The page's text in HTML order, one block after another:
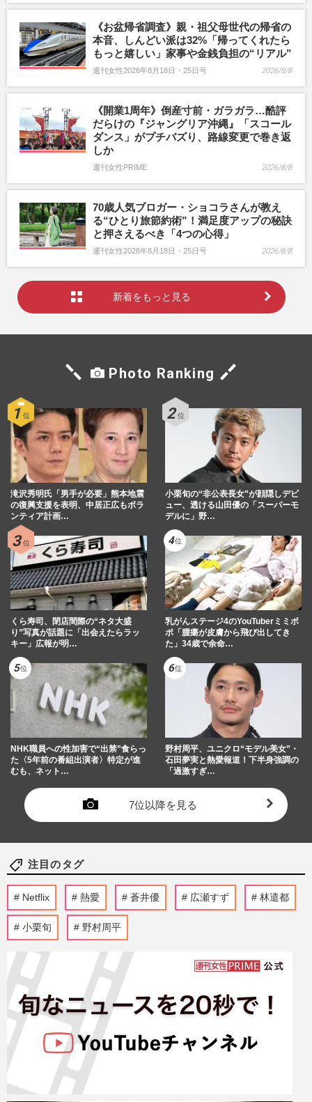
《お盆帰省調査》親・祖父母世代の帰省の
本音、しんどい派は32%「帰ってくれたら
もっと嬉しい」家事や金銭負担の“リアル”
週刊女性2026年8月18日・25日号 2026/8/8
《開業1周年》倒産寸前・ガラガラ…酷評
だらけの『ジャングリア沖縄』「スコール
ダンス」がプチバズり、路線変更で巻き返
しか
週刊女性PRIME 2026/8/8
70歳人気ブロガー・ショコラさんが教え
る“ひとり旅節約術”！満足度アップの秘訣
と押さえるべき「4つの心得」
週刊女性2026年8月18日・25日号 2026/8/8
新着をもっと見る
Photo Ranking
滝沢秀明氏「男手が必要」熊本地震
の復興支援を表明、中居正広もボラ
ンティア計画…
小栗旬の“非公表長女”が顔隠しデビ
ュー、透ける山田優の「スーパーモ
デルに」野…
くら寿司、閉店間際の“ネタ大盛
り”写真が話題に「出会えたらラッ
キー」広報が明…
乳がんステージ4のYouTuberミミポ
ポ「腫瘍が皮膚から飛び出してき
た」34歳で余命…
NHK職員への性加害で“出禁”食らっ
た〈5年前の番組出演者〉特定が進
むも、ネット…
野村周平、ユニクロ“モデル美女”・
石田夢実と熱愛報道！下半身強調の
「過激すぎ…
7位以降を見る
注目のタグ
Netflix 熱愛 蒼井優 広瀬すず 林遣都
小栗旬 野村周平